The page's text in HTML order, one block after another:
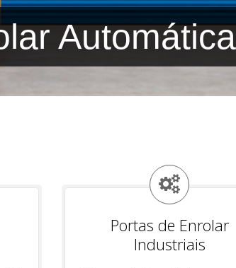
Portas de Enrolar
Industriais